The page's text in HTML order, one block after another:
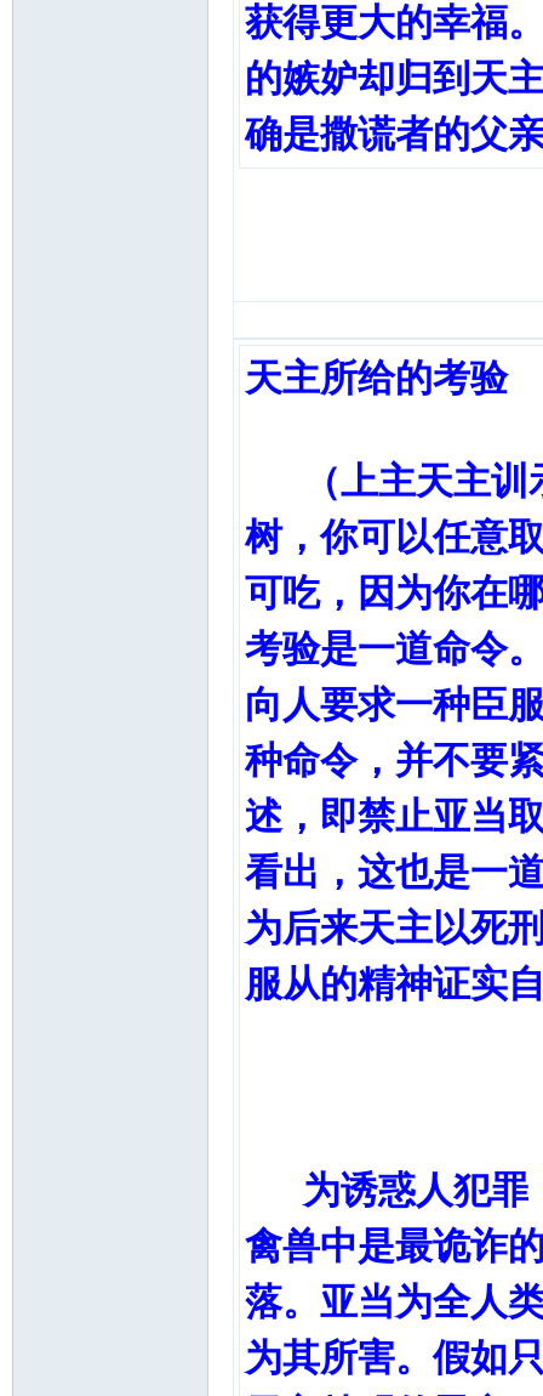
获得更大的幸福
的嫉妒却归到天
确是撒谎者的父
天主所给的考验
（上主天主训
树，你可以任意
可吃，因为你在
考验是一道命令
向人要求一种臣
种命令，并不要
述，即禁止亚当
看出，这也是一
为后来天主以死
服从的精神证实
为诱惑人犯罪
禽兽中是最诡诈
落。亚当为全人
为其所害。假如